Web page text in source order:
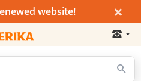
website! ×